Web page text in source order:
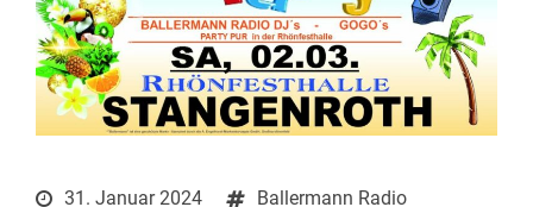
31. Januar 2024 Ballermann Radio